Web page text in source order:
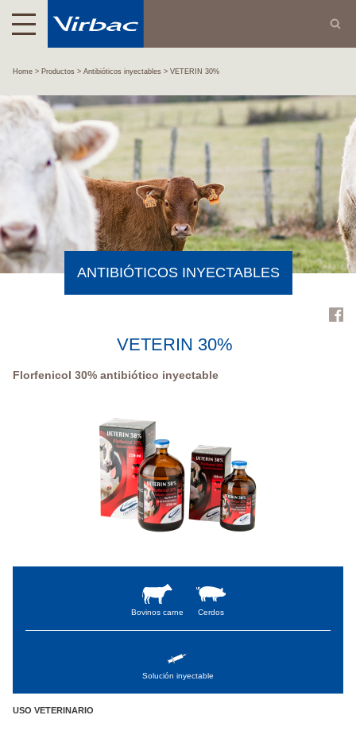
Home Productos Antibióticos inyectables VETERIN 30%
ANTIBIÓTICOS INYECTABLES
VETERIN 30%
Florfenicol 30% antibiótico inyectable
Bovinos carne Cerdos
Solución inyectable
USO VETERINARIO